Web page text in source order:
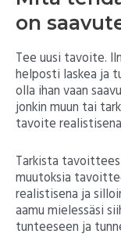
on
Tee uusi tavoite.
helposti laskea ja
olla ihan vaan
jonkin muun tai
tavoite
Tarkista
muutoksia
realistisena ja
aamu mielessäsi
tunteeseen ja